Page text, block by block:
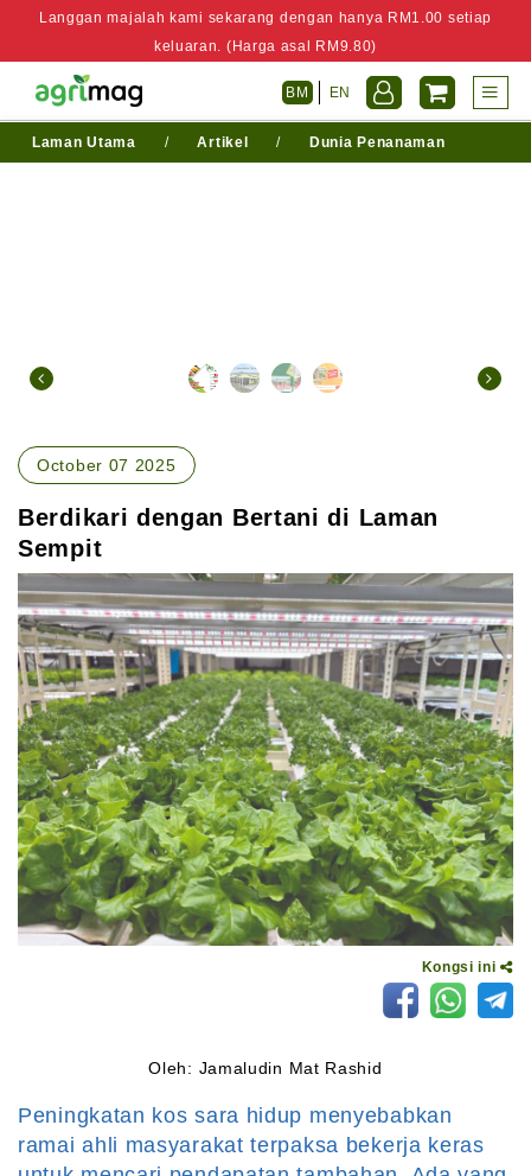
Langgan majalah kami sekarang dengan hanya RM1.00 setiap
keluaran. (Harga asal RM9.80)
BM EN
Laman Utama / Artikel / Dunia Penanaman
October 07 2025
Berdikari dengan Bertani di Laman
Sempit
Kongsi ini
Oleh: Jamaludin Mat Rashid
Peningkatan kos sara hidup menyebabkan
ramai ahli masyarakat terpaksa bekerja keras